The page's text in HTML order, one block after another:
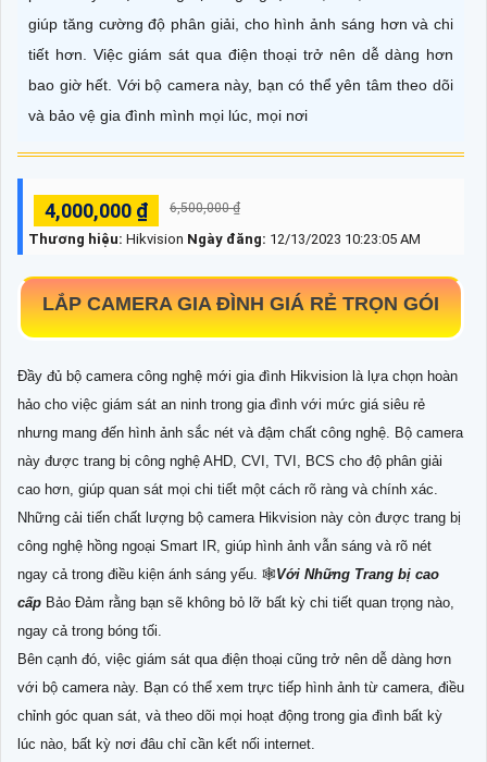
giúp tăng cường độ phân giải, cho hình ảnh sáng hơn và chi
tiết hơn. Việc giám sát qua điện thoại trở nên dễ dàng hơn
bao giờ hết. Với bộ camera này, bạn có thể yên tâm theo dõi
và bảo vệ gia đình mình mọi lúc, mọi nơi
4,000,000 ₫ 6,500,000 ₫
Thương hiệu: Hikvision Ngày đăng: 12/13/2023 10:23:05 AM
LẮP CAMERA GIA ĐÌNH GIÁ RẺ TRỌN GÓI
Đầy đủ bộ camera công nghệ mới gia đình Hikvision là lựa chọn hoàn
hảo cho việc giám sát an ninh trong gia đình với mức giá siêu rẻ
nhưng mang đến hình ảnh sắc nét và đậm chất công nghệ. Bộ camera
này được trang bị công nghệ AHD, CVI, TVI, BCS cho độ phân giải
cao hơn, giúp quan sát mọi chi tiết một cách rõ ràng và chính xác.
Những cải tiến chất lượng bộ camera Hikvision này còn được trang bị
công nghệ hồng ngoại Smart IR, giúp hình ảnh vẫn sáng và rõ nét
ngay cả trong điều kiện ánh sáng yếu. 🕸Với Những Trang bị cao
cấp Bảo Đảm rằng bạn sẽ không bỏ lỡ bất kỳ chi tiết quan trọng nào,
ngay cả trong bóng tối.
Bên cạnh đó, việc giám sát qua điện thoại cũng trở nên dễ dàng hơn
với bộ camera này. Bạn có thể xem trực tiếp hình ảnh từ camera, điều
chỉnh góc quan sát, và theo dõi mọi hoạt động trong gia đình bất kỳ
lúc nào, bất kỳ nơi đâu chỉ cần kết nối internet.